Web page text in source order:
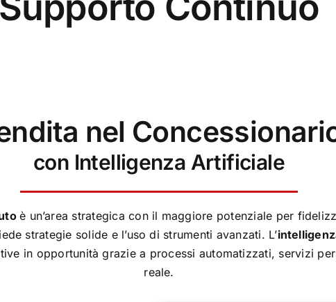
nel
con Intelligenza Artificiale
è un’area strategica con il maggiore potenziale per
strategie solide e l’uso di strumenti avanzati. L’
in opportunità grazie a processi automatizzati, servizi
reale.